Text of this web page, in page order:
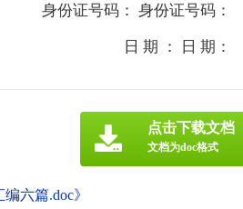
身份证号码： 身份证号码：
日 期 ： 日 期：
六篇.doc》
点击下载文档
文档为doc格式